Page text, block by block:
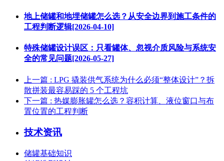
地上储罐和地埋储罐怎么选？从安全边界到施工条件的
工程判断逻辑[2026-04-10]
特殊储罐设计误区：只看罐体、忽视介质风险与系统安
全的常见问题[2026-05-27]
上一篇 : LPG 撬装供气系统为什么必须“整体设计”？拆
散拼装最容易踩的 5 个工程坑
下一篇 : 热媒膨胀罐怎么选？容积计算、液位窗口与布
置位置的工程判断
技术资讯
储罐基础知识